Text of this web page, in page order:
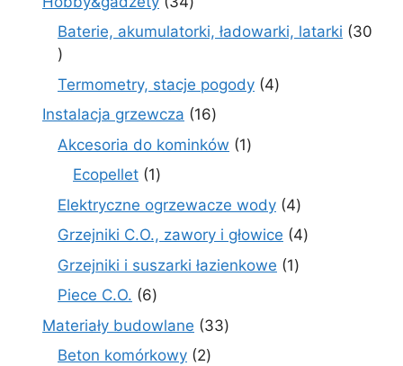
produkty
Baterie, akumulatorki, ładowarki, latarki
30
30
produktów
Termometry, stacje pogody 44
Instalacja grzewcza 1616
produktów
Akcesoria do kominków 11
Ecopellet 11
Elektryczne ogrzewacze wody 44
produkty
Grzejniki C.O., zawory i głowice 44
Grzejniki i suszarki łazienkowe 11
Piece C.O. 66
produktów
Materiały budowlane 3333
Beton komórkowy 22